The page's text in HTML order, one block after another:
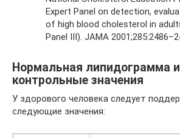
Expert Panel on detection,
of high blood cholesterol in
Panel III). JAMA
Нормальная липидограмма
контрольные значения
У здорового человека следует
следующие значения: